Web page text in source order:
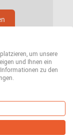
um unsere
und Ihnen ein
zu den